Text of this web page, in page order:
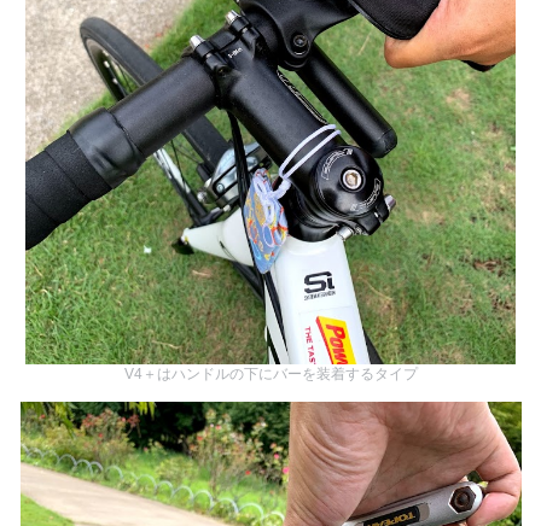
V4＋はハンドルの下にバーを装着するタイプ